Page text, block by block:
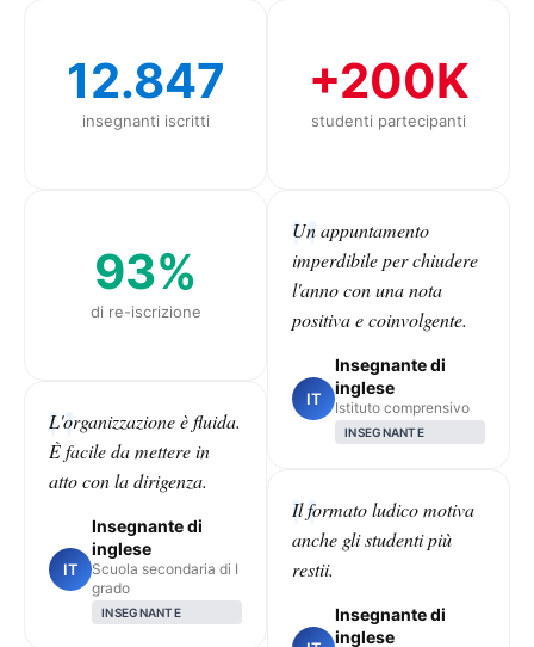
12.847
insegnanti iscritti
93%
di re-iscrizione
L'organizzazione è fluida.
È facile da mettere in
atto con la dirigenza.
IT
Insegnante di
inglese
Scuola secondaria di I
grado
INSEGNANTE
+200K
studenti partecipanti
Un appuntamento
imperdibile per chiudere
l'anno con una nota
positiva e coinvolgente.
IT
Insegnante di
inglese
Istituto comprensivo
INSEGNANTE
Il formato ludico motiva
anche gli studenti più
restii.
Insegnante di
inglese